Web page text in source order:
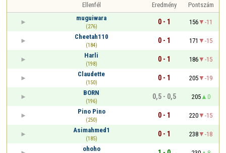
Ellenfél Eredmény
Pontszám
muguiwara
(276)
0 - 1 156
-11
Cheetah110
(184)
0 - 1 171
-15
Harli
(198)
0 - 1 186
-15
Claudette
(150)
0 - 1 205
-19
BORN
(196)
0,5 - 0,5 205
0
Pino Pino
(250)
0 - 1 220
-15
Asimahmed1
(185)
0 - 1 238
-18
ohoho